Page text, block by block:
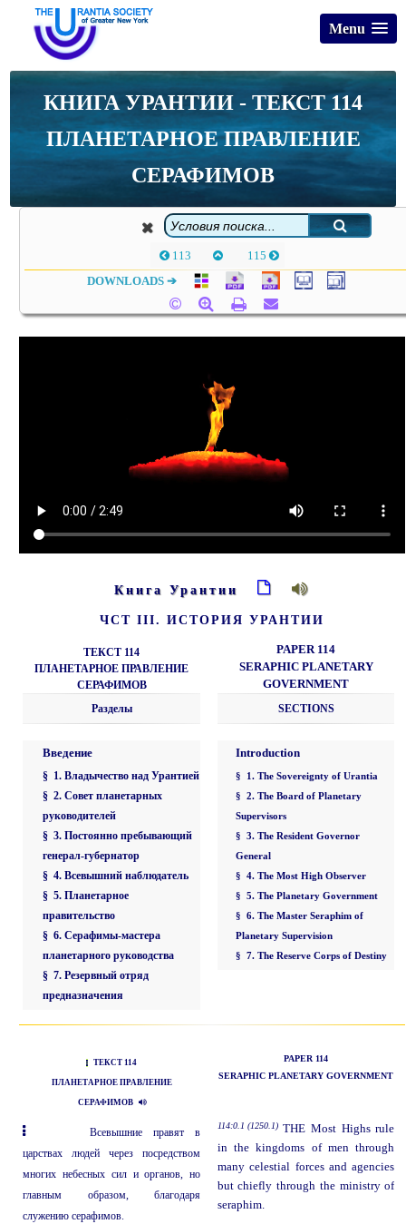
Menu
КНИГА УРАНТИИ - ТЕКСТ 114
ПЛАНЕТАРНОЕ ПРАВЛЕНИЕ
СЕРАФИМОВ
113 115
DOWNLOADS ➔
Книга Урантии
ЧСТ III. ИСТОРИЯ УРАНТИИ
ТЕКСТ 114
ПЛАНЕТАРНОЕ ПРАВЛЕНИЕ
СЕРАФИМОВ
Разделы
Введение
§ 1. Владычество над Урантией
§ 2. Совет планетарных
руководителей
§ 3. Постоянно пребывающий
генерал-губернатор
§ 4. Всевышний наблюдатель
§ 5. Планетарное
правительство
§ 6. Серафимы-мастера
планетарного руководства
§ 7. Резервный отряд
предназначения
PAPER 114
SERAPHIC PLANETARY
GOVERNMENT
SECTIONS
Introduction
§ 1. The Sovereignty of Urantia
§ 2. The Board of Planetary
Supervisors
§ 3. The Resident Governor
General
§ 4. The Most High Observer
§ 5. The Planetary Government
§ 6. The Master Seraphim of
Planetary Supervision
§ 7. The Reserve Corps of Destiny
ТЕКСТ 114
ПЛАНЕТАРНОЕ ПРАВЛЕНИЕ
СЕРАФИМОВ
PAPER 114
SERAPHIC PLANETARY GOVERNMENT
Всевышние правят в
царствах людей через посредством
многих небесных сил и органов, но
главным образом, благодаря
служению серафимов.
114:0.1 (1250.1) THE Most Highs rule
in the kingdoms of men through
many celestial forces and agencies
but chiefly through the ministry of
seraphim.